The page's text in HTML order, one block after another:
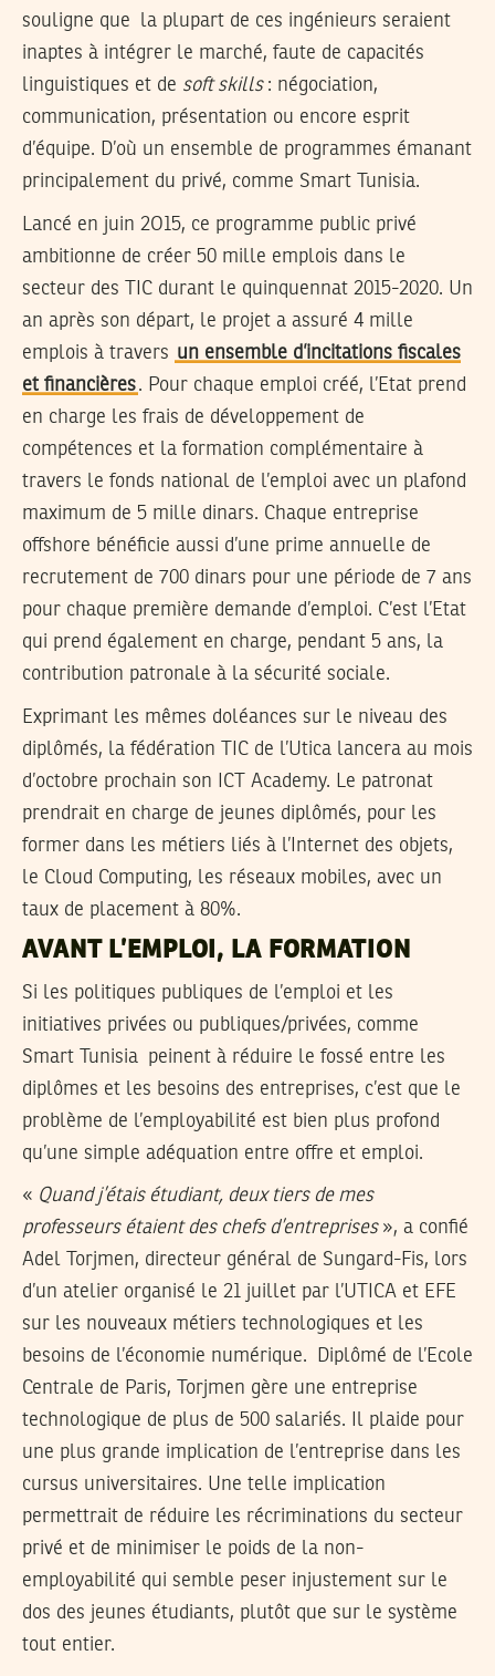
souligne que la plupart de ces ingénieurs seraient
inaptes à intégrer le marché, faute de capacités
linguistiques et de soft skills: négociation,
communication, présentation ou encore esprit
d’équipe. D’où un ensemble de programmes émanant
principalement du privé, comme Smart Tunisia.
Lancé en juin 2O15, ce programme public privé
ambitionne de créer 50 mille emplois dans le
secteur des TIC durant le quinquennat 2015-2020. Un
an après son départ, le projet a assuré 4 mille
emplois à travers un ensemble d’incitations fiscales
et financières. Pour chaque emploi créé, l’Etat prend
en charge les frais de développement de
compétences et la formation complémentaire à
travers le fonds national de l’emploi avec un plafond
maximum de 5 mille dinars. Chaque entreprise
offshore bénéficie aussi d’une prime annuelle de
recrutement de 700 dinars pour une période de 7 ans
pour chaque première demande d’emploi. C’est l’Etat
qui prend également en charge, pendant 5 ans, la
contribution patronale à la sécurité sociale.
Exprimant les mêmes doléances sur le niveau des
diplômés, la fédération TIC de l’Utica lancera au mois
d’octobre prochain son ICT Academy. Le patronat
prendrait en charge de jeunes diplômés, pour les
former dans les métiers liés à l’Internet des objets,
le Cloud Computing, les réseaux mobiles, avec un
taux de placement à 80%.
AVANT L’EMPLOI, LA FORMATION
Si les politiques publiques de l’emploi et les
initiatives privées ou publiques/privées, comme
Smart Tunisia peinent à réduire le fossé entre les
diplômes et les besoins des entreprises, c’est que le
problème de l’employabilité est bien plus profond
qu’une simple adéquation entre offre et emploi.
« Quand j’étais étudiant, deux tiers de mes
professeurs étaient des chefs d’entreprises», a confié
Adel Torjmen, directeur général de Sungard-Fis, lors
d’un atelier organisé le 21 juillet par l’UTICA et EFE
sur les nouveaux métiers technologiques et les
besoins de l’économie numérique. Diplômé de l’Ecole
Centrale de Paris, Torjmen gère une entreprise
technologique de plus de 500 salariés. Il plaide pour
une plus grande implication de l’entreprise dans les
cursus universitaires. Une telle implication
permettrait de réduire les récriminations du secteur
privé et de minimiser le poids de la non-
employabilité qui semble peser injustement sur le
dos des jeunes étudiants, plutôt que sur le système
tout entier.